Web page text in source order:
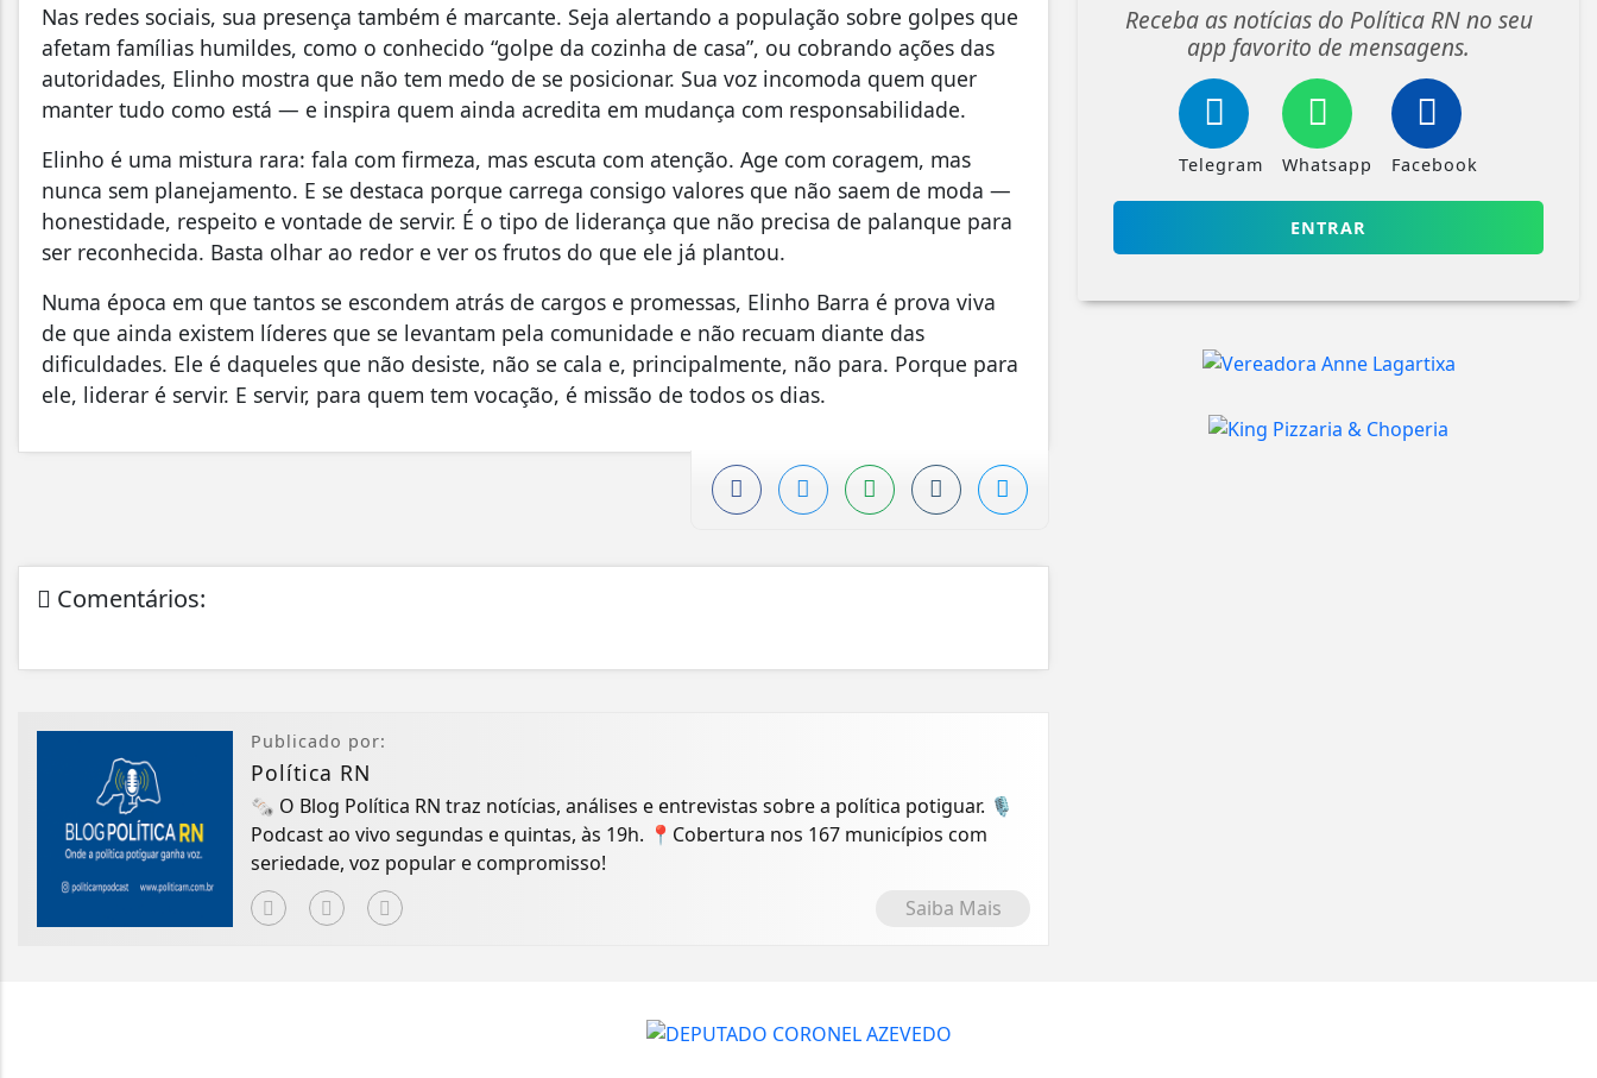
Nas redes sociais, sua presença também é marcante. Seja alertando a população sobre golpes que
afetam famílias humildes, como o conhecido “golpe da cozinha de casa”, ou cobrando ações das
autoridades, Elinho mostra que não tem medo de se posicionar. Sua voz incomoda quem quer
manter tudo como está — e inspira quem ainda acredita em mudança com responsabilidade.
Elinho é uma mistura rara: fala com firmeza, mas escuta com atenção. Age com coragem, mas
nunca sem planejamento. E se destaca porque carrega consigo valores que não saem de moda —
honestidade, respeito e vontade de servir. É o tipo de liderança que não precisa de palanque para
ser reconhecida. Basta olhar ao redor e ver os frutos do que ele já plantou.
Numa época em que tantos se escondem atrás de cargos e promessas, Elinho Barra é prova viva
de que ainda existem líderes que se levantam pela comunidade e não recuam diante das
dificuldades. Ele é daqueles que não desiste, não se cala e, principalmente, não para. Porque para
ele, liderar é servir. E servir, para quem tem vocação, é missão de todos os dias.
Comentários:
Publicado por:
Política RN
🗞️ O Blog Política RN traz notícias, análises e entrevistas sobre a política potiguar. 🎙️
Podcast ao vivo segundas e quintas, às 19h. 📍Cobertura nos 167 municípios com
seriedade, voz popular e compromisso!
Saiba Mais
Receba as notícias do Política RN no seu
app favorito de mensagens.
Telegram Whatsapp Facebook
ENTRAR